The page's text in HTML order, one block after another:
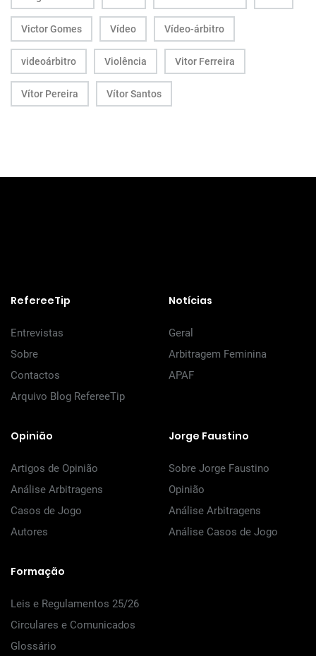
Victor Gomes Vídeo Vídeo-árbitro
videoárbitro Violência Vitor Ferreira
Vítor Pereira Vítor Santos
RefereeTip
Entrevistas
Sobre
Contactos
Arquivo Blog RefereeTip
Notícias
Geral
Arbitragem Feminina
APAF
Opinião
Artigos de Opinião
Análise Arbitragens
Casos de Jogo
Autores
Jorge Faustino
Sobre Jorge Faustino
Opinião
Análise Arbitragens
Análise Casos de Jogo
Formação
Leis e Regulamentos 25/26
Circulares e Comunicados
Glossário